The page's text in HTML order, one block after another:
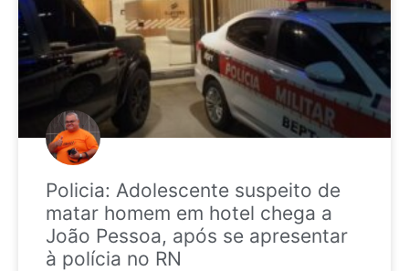
Policia: Adolescente suspeito de
matar homem em hotel chega a
João Pessoa, após se apresentar
à polícia no RN